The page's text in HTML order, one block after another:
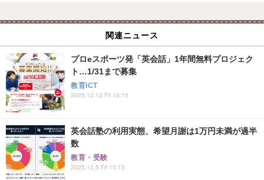
関連ニュース
プロeスポーツ発「英会話」1年間無料プロジェク
ト…1/31まで募集
教育ICT
2025.12.12 Fri 18:15
英会話塾の利用実態、希望月謝は1万円未満が過半
数
教育・受験
2025.12.5 Fri 10:15